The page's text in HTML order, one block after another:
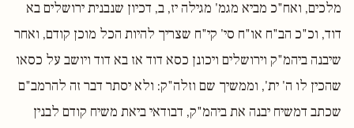
מלכים, ואח"כ מביא מגמ' מגילה יז, ב, דכיון שנבנית ירושלים בא
דוד, וכ"כ הב"ח או"ח סי' קי"ח שצריך להיות הכל מוכן קודם, ואחר
שיבנה ביהמ"ק וירושלים ויכונן כסא דוד אז בא דוד ויושב על כסאו
שהכין לו ה' ית', וממשיך שם וזלה"ק: ולא יסתר דבר זה להרמב"ם
שכתב דמשיח יבנה את ביהמ"ק, דבודאי ביאת משיח קודם לבנין